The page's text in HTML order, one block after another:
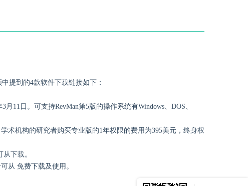
提到的4款软件下载链接如下：
月11日。可支持RevMan第5版的操作系统有Windows、DOS、
术机构的研究者购买专业版的1年权限的费用为395美元，终身权
从下载。
从 免费下载及使用。